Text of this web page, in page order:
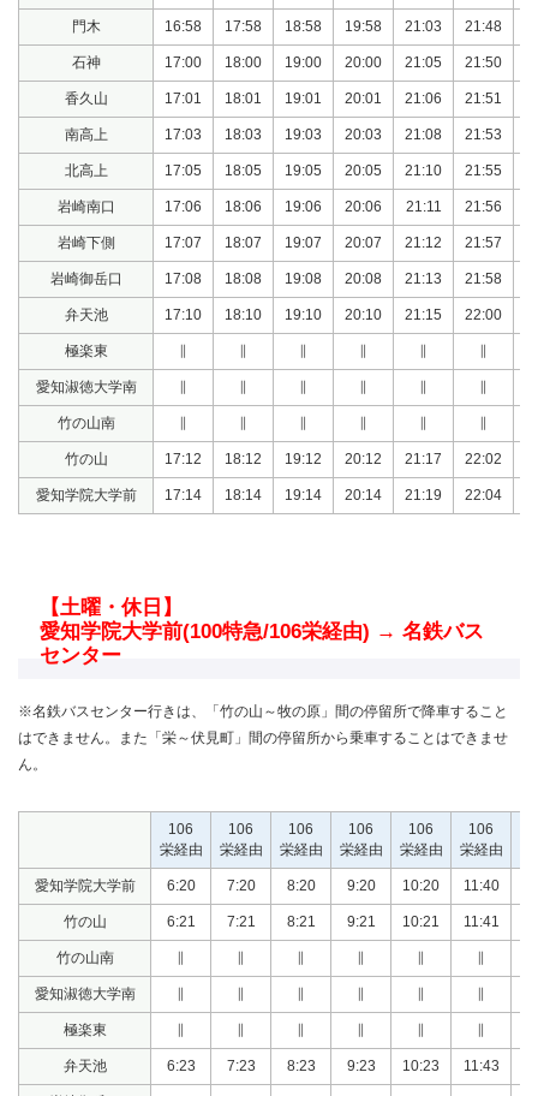
門木 16:58 17:58 18:58 19:58 21:03 21:48
石神 17:00 18:00 19:00 20:00 21:05 21:50
香久山 17:01 18:01 19:01 20:01 21:06 21:51
南高上 17:03 18:03 19:03 20:03 21:08 21:53
北高上 17:05 18:05 19:05 20:05 21:10 21:55
岩崎南口 17:06 18:06 19:06 20:06 21:11 21:56
岩崎下側 17:07 18:07 19:07 20:07 21:12 21:57
岩崎御岳口 17:08 18:08 19:08 20:08 21:13 21:58
弁天池 17:10 18:10 19:10 20:10 21:15 22:00
極楽東
愛知淑徳大学南
竹の山南
竹の山 17:12 18:12 19:12 20:12 21:17 22:02
愛知学院大学前 17:14 18:14 19:14 20:14 21:19 22:04
【土曜・休日】
愛知学院大学前(100特急/106栄経由) → 名鉄バス
センター
※名鉄バスセンター行きは、「竹の山～牧の原」間の停留所で降車すること
はできません。また「栄～伏見町」間の停留所から乗車することはできませ
ん。
106
栄経由
106
栄経由
106
栄経由
106
栄経由
106
栄経由
106
栄経由
愛知学院大学前 6:20 7:20 8:20 9:20 10:20 11:40
竹の山 6:21 7:21 8:21 9:21 10:21 11:41
竹の山南
愛知淑徳大学南
極楽東
弁天池 6:23 7:23 8:23 9:23 10:23 11:43